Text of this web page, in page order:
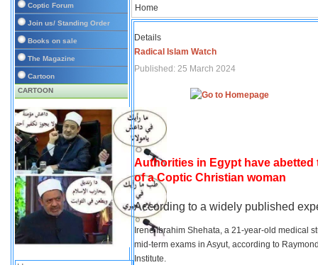
Coptic Forum
Join us/ Standing Order
Books on sale
The Magazine
Cartoon
CARTOON
Home
Details
Radical Islam Watch
Published: 25 March 2024
Authorities in Egypt have
of a Coptic Christian woman
According to a widely published
Irene Ibrahim Shehata, a 21-year-old medical
mid-term exams in Asyut, according to
Institute.